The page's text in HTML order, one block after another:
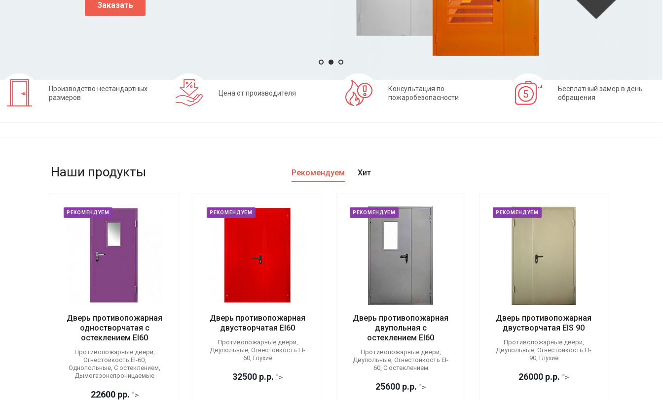
Заказать
Производство нестандартных
размеров
Цена от производителя
Консультация по
пожаробезопасности
Бесплатный замер в день
обращения
Наши продукты Рекомендуем Хит
РЕКОМЕНДУЕМ
Дверь противопожарная
одностворчатая с
остеклением EI60
Противопожарные двери,
Огнестойкость EI-60,
Однопольные, С остеклением,
Дымогазонепроницаемые
22600 рр. ">
РЕКОМЕНДУЕМ
Дверь противопожарная
двустворчатая EI60
Противопожарные двери,
Двупольные, Огнестойкость EI-
60, Глухие
32500 р.р. ">
РЕКОМЕНДУЕМ
Дверь противопожарная
двупольная с
остеклением EI60
Противопожарные двери,
Двупольные, Огнестойкость EI-
60, С остеклением
25600 р.р. ">
РЕКОМЕНДУЕМ
Дверь противопожарная
двустворчатая EIS 90
Противопожарные двери,
Двупольные, Огнестойкость EI-
90, Глухие
26000 р.р. ">